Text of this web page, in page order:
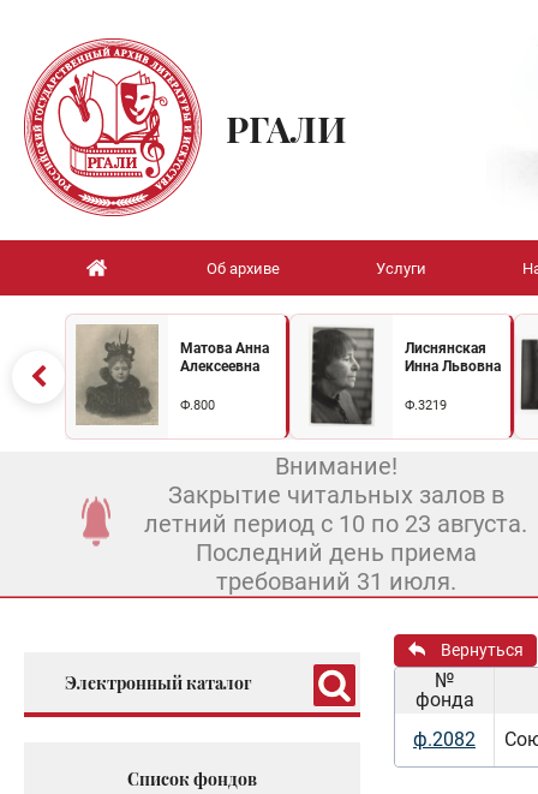
РГАЛИ
Об архиве Услуги
Матова Анна
Алексеевна
Ф.800
Лиснянская
Инна Львовна
Ф.3219
Внимание!
Закрытие читальных залов в
летний период с 10 по 23 августа.
Последний день приема
требований 31 июля.
Электронный каталог
Список фондов
Вернуться
№
фонда
ф.2082